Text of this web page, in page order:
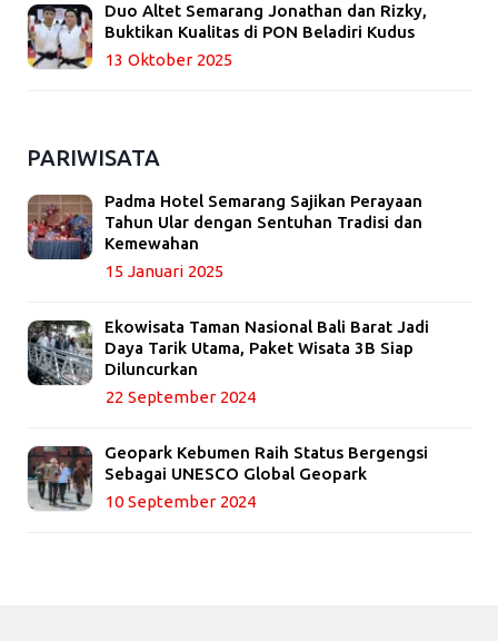
Duo Altet Semarang Jonathan dan Rizky,
Buktikan Kualitas di PON Beladiri Kudus
13 Oktober 2025
PARIWISATA
Padma Hotel Semarang Sajikan Perayaan
Tahun Ular dengan Sentuhan Tradisi dan
Kemewahan
15 Januari 2025
Ekowisata Taman Nasional Bali Barat Jadi
Daya Tarik Utama, Paket Wisata 3B Siap
Diluncurkan
22 September 2024
Geopark Kebumen Raih Status Bergengsi
Sebagai UNESCO Global Geopark
10 September 2024